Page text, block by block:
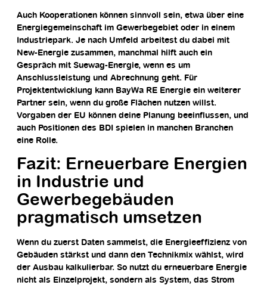
Auch Kooperationen können sinnvoll sein, etwa über eine
Energiegemeinschaft im Gewerbegebiet oder in einem
Industriepark. Je nach Umfeld arbeitest du dabei mit
New-Energie zusammen, manchmal hilft auch ein
Gespräch mit Suewag-Energie, wenn es um
Anschlussleistung und Abrechnung geht. Für
Projektentwicklung kann BayWa RE Energie ein weiterer
Partner sein, wenn du große Flächen nutzen willst.
Vorgaben der EU können deine Planung beeinflussen, und
auch Positionen des BDI spielen in manchen Branchen
eine Rolle.
Fazit: Erneuerbare Energien
in Industrie und
Gewerbegebäuden
pragmatisch umsetzen
Wenn du zuerst Daten sammelst, die Energieeffizienz von
Gebäuden stärkst und dann den Technikmix wählst, wird
der Ausbau kalkulierbar. So nutzt du erneuerbare Energie
nicht als Einzelprojekt, sondern als System, das Strom